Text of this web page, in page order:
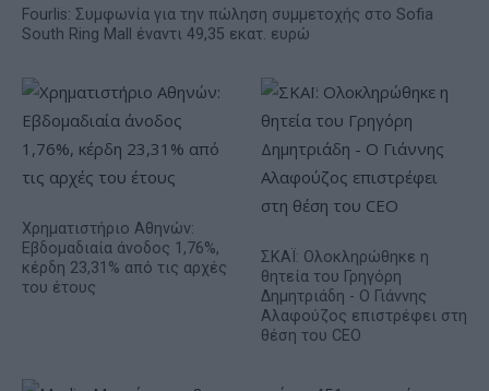
Fourlis: Συμφωνία για την πώληση συμμετοχής στο Sofia
South Ring Mall έναντι 49,35 εκατ. ευρώ
Χρηματιστήριο Αθηνών:
Εβδομαδιαία άνοδος 1,76%,
κέρδη 23,31% από τις αρχές
του έτους
ΣΚΑΪ: Ολοκληρώθηκε η
θητεία του Γρηγόρη
Δημητριάδη - Ο Γιάννης
Αλαφούζος επιστρέφει στη
θέση του CEO